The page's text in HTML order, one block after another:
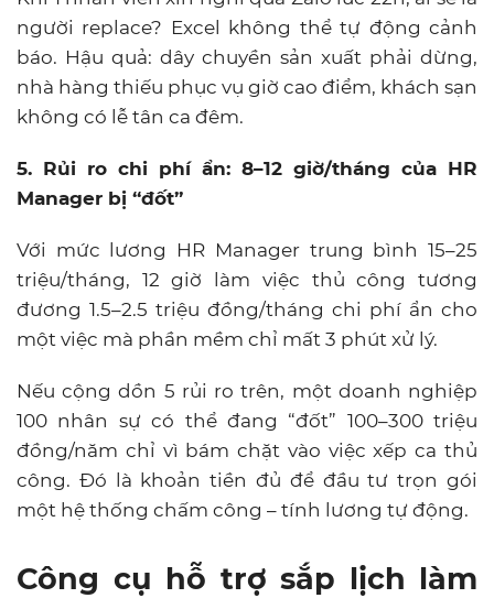
người replace? Excel không thể tự động cảnh
báo. Hậu quả: dây chuyền sản xuất phải dừng,
nhà hàng thiếu phục vụ giờ cao điểm, khách sạn
không có lễ tân ca đêm.
5. Rủi ro chi phí ẩn: 8–12 giờ/tháng của HR
Manager bị “đốt”
Với mức lương HR Manager trung bình 15–25
triệu/tháng, 12 giờ làm việc thủ công tương
đương 1.5–2.5 triệu đồng/tháng chi phí ẩn cho
một việc mà phần mềm chỉ mất 3 phút xử lý.
Nếu cộng dồn 5 rủi ro trên, một doanh nghiệp
100 nhân sự có thể đang “đốt” 100–300 triệu
đồng/năm chỉ vì bám chặt vào việc xếp ca thủ
công. Đó là khoản tiền đủ để đầu tư trọn gói
một hệ thống chấm công – tính lương tự động.
Công cụ hỗ trợ sắp lịch làm